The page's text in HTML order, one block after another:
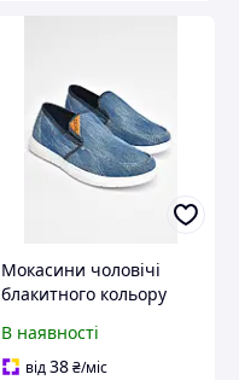
Мокасини чоловічі
блакитного кольору
В наявності
від38₴/міс